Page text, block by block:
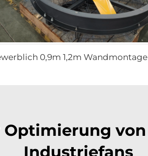
Optimierung
Industriefans